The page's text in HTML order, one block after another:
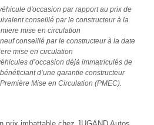
d'occasion par rapport au prix de
conseillé par le constructeur à la
mise en circulation
conseillé par le constructeur à la date
mise en circulation
d’occasion déjà immatriculés de
d’une garantie constructeur
Mise en Circulation (PMEC).